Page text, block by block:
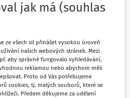
2
Nejstarší
jak má (souhlas
ze všech sil přinášet vysokou úroveň
našich webových stránek. Mezi
aby správně fungovalo vyhledávání,
reklamou nebo abychom měli
Proto od Vás potřebujeme
cookies, tj. malých souborů, které se
Předem děkujeme za udělení